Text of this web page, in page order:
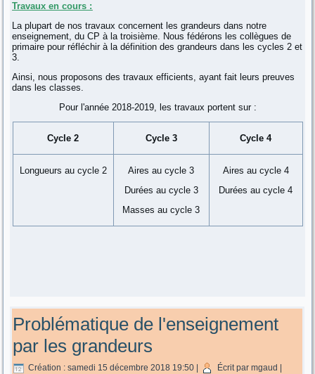
Travaux en cours :
La plupart de nos travaux concernent les grandeurs dans notre
enseignement, du CP à la troisième. Nous fédérons les collègues de
primaire pour réfléchir à la définition des grandeurs dans les cycles 2 et
3.
Ainsi, nous proposons des travaux efficients, ayant fait leurs preuves
dans les classes.
Pour l'année 2018-2019, les travaux portent sur :
Cycle 2 Cycle 3 Cycle 4
Longueurs au cycle 2
Aires au cycle 3
Durées au cycle 3
Masses au cycle 3
Aires au cycle 4
Durées au cycle 4
Problématique de l'enseignement
par les grandeurs
Création : samedi 15 décembre 2018 19:50 Écrit par mgaud